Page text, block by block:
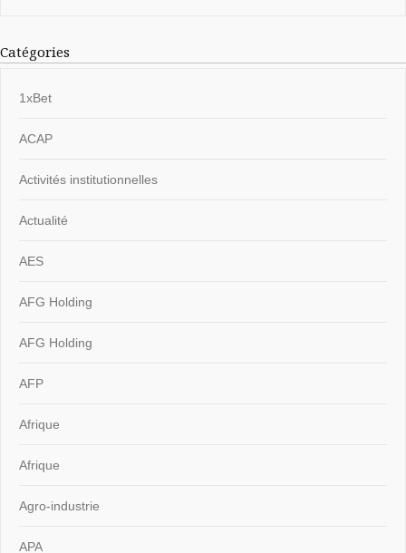
Catégories
1xBet
ACAP
Activités institutionnelles
Actualité
AES
AFG Holding
AFG Holding
AFP
Afrique
Afrique
Agro-industrie
APA